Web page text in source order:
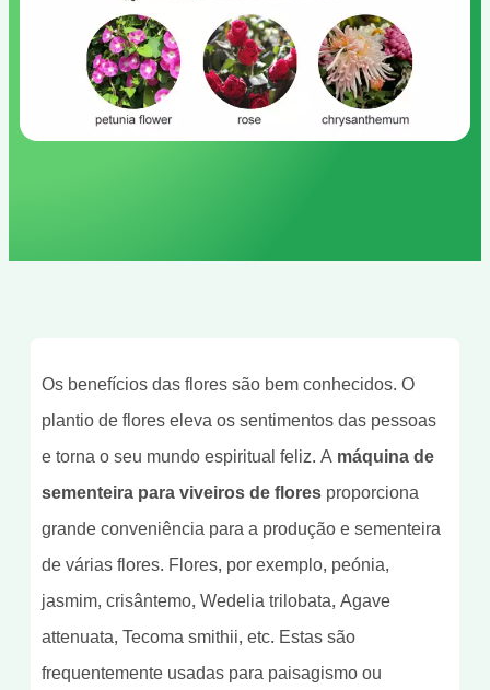
Os benefícios das flores são bem conhecidos. O
plantio de flores eleva os sentimentos das pessoas
e torna o seu mundo espiritual feliz. Amáquina de
sementeira para viveiros de floresproporciona
grande conveniência para a produção e sementeira
de várias flores. Flores, por exemplo, peónia,
jasmim, crisântemo, Wedelia trilobata, Agave
attenuata, Tecoma smithii, etc. Estas são
frequentemente usadas para paisagismo ou